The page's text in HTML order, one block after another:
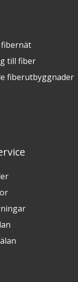
till fiber
fiberutbyggnader